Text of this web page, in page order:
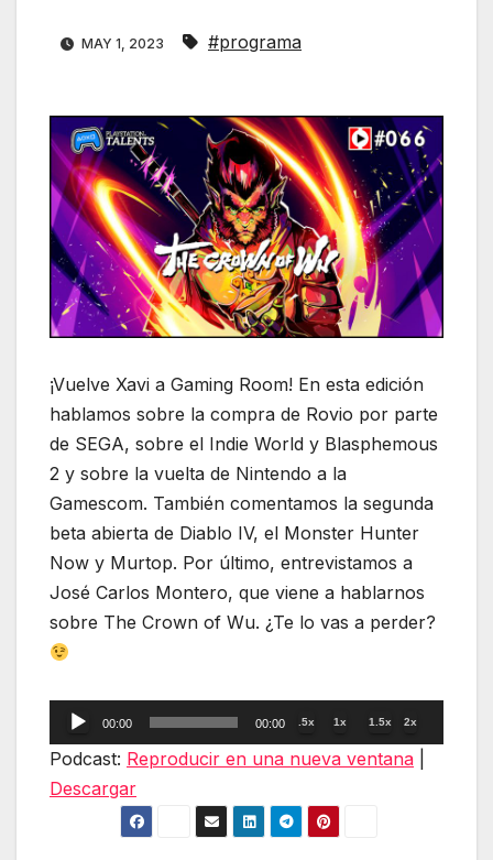
MAY 1, 2023 #programa
¡Vuelve Xavi a Gaming Room! En esta edición
hablamos sobre la compra de Rovio por parte
de SEGA, sobre el Indie World y Blasphemous
2 y sobre la vuelta de Nintendo a la
Gamescom. También comentamos la segunda
beta abierta de Diablo IV, el Monster Hunter
Now y Murtop. Por último, entrevistamos a
José Carlos Montero, que viene a hablarnos
sobre The Crown of Wu. ¿Te lo vas a perder?
Reproductor
de
00:00 00:00 .5x 1x 1.5x 2x
Podcast: Reproducir en una nueva ventana
Descargar